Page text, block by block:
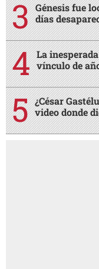
Génesis fue
días
La
vínculo de
¿César
video donde